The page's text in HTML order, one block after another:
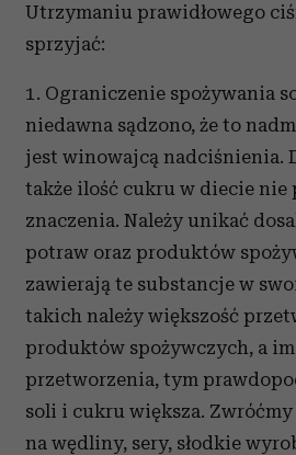
Utrzymaniu prawidłowego
sprzyjać:
1. Ograniczenie spożywania
niedawna sądzono, że to
jest winowajcą nadciśnienia.
także ilość cukru w diecie nie
znaczenia. Należy unikać
potraw oraz produktów
zawierają te substancje w
takich należy większość
produktów spożywczych, a
przetworzenia, tym
soli i cukru większa.
na wędliny, sery, słodkie